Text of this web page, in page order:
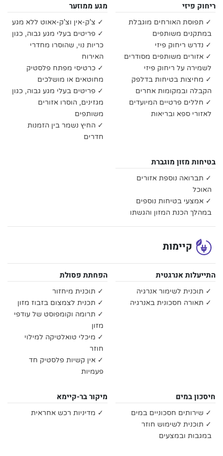
ריחוק פיזי
✓ תפוסת האורחים מוגבלת
במתקנים משותפים
✓ נדרש ריחוק פיזי
✓ אזורים משותפים מסודרים
לשמירה על ריחוק פיזי
✓ מחיצות בטיחות בדלפק
הקבלה ובמקומות אחרים
✓ חללים פרטיים המיועדים
לאזורי ספא ובריאות
מגע ממוזער
✓ צ'ק-אין וצ'ק-אאוט ללא מגע
✓ פריטים בעלי מגע גבוה, כגון
כריות נוי, שהוסרו מחדרי
האירוח
✓ כרטיסי מפתח פלסטיק
מחוטאים או מושלכים
✓ פריטים בעלי מגע גבוה, כגון
מגזינים, הוסרו אזורים
משותפים
✓ החיץ נשמר בין הזמנות
חדרים
בטיחות מזון מוגברת
✓ תברואה נוספת אזורים
האוכל
✓ אמצעי בטיחות נוספים
במהלך הכנת המזון והגשתו
קיימות
התייעלות אנרגטית
✓ תוכנית לשימור אנרגיה
✓ תאורה חסכונית באנרגיה
הפחתת פסולת
✓ תוכנית מיחזור
✓ תכנית לצמצום בזבוז מזון
✓ תרומה וקומפוסט של עודפי
מזון
✓ מיכלי טואלטיקה למילוי
חוזר
✓ אין קשיות פלסטיק חד
פעמיות
חיסכון במים
✓ שירותים חסכוניים במים
✓ תוכנית לשימוש חוזר
במגבות ובמצעים
מיקור בר-קיימא
✓ מדיניות רכש אחראית